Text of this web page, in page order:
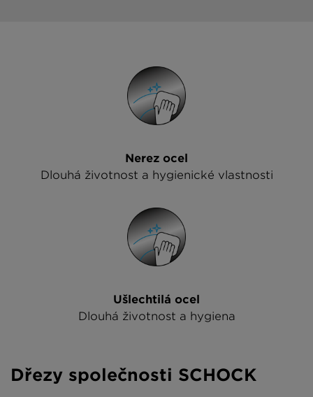
Nerez ocel
Dlouhá životnost a hygienické vlastnosti
Ušlechtilá ocel
Dlouhá životnost a hygiena
Dřezy společnosti SCHOCK